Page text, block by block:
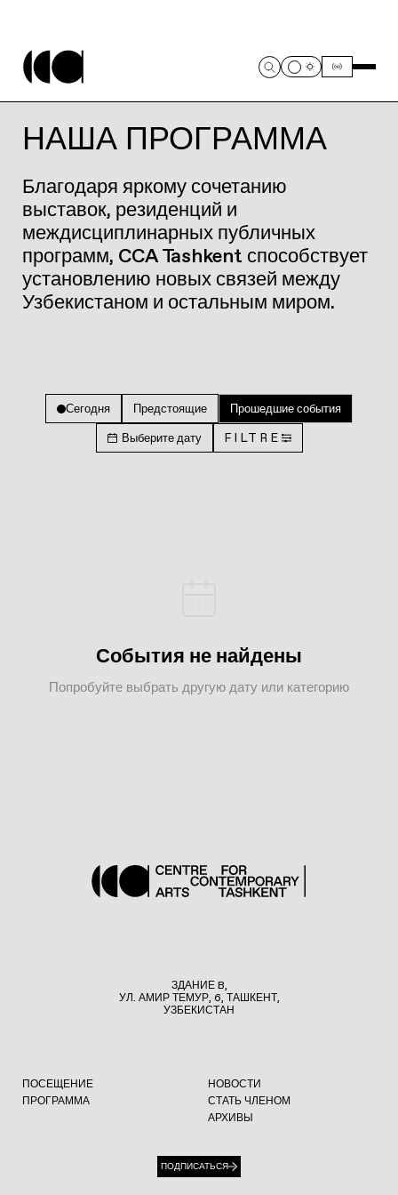
НАША ПРОГРАММА
Благодаря яркому сочетанию
выставок, резиденций и
междисциплинарных публичных
программ, CCA Tashkent способствует
установлению новых связей между
Узбекистаном и остальным миром.
Сегодня Предстоящие Прошедшие события
Выберите дату FILTRE
События не найдены
Попробуйте выбрать другую дату или категорию
ЗДАНИЕ B,
УЛ. АМИР ТЕМУР, 6, ТАШКЕНТ,
УЗБЕКИСТАН
ПОСЕЩЕНИЕ
ПРОГРАММА
НОВОСТИ
СТАТЬ ЧЛЕНОМ
АРХИВЫ
ПОДПИСАТЬСЯ